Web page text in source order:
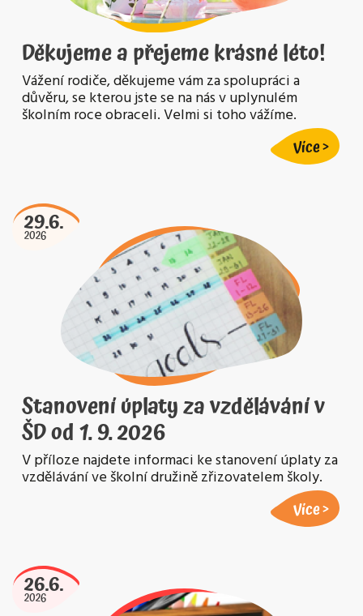
Děkujeme a přejeme krásné léto!
Vážení rodiče, děkujeme vám za spolupráci a
důvěru, se kterou jste se na nás v uplynulém
školním roce obraceli. Velmi si toho vážíme.
Více
29.6.
2026
Stanovení úplaty za vzdělávání v
ŠD od 1. 9. 2026
V příloze najdete informaci ke stanovení úplaty za
vzdělávání ve školní družině zřizovatelem školy.
Více
26.6.
2026